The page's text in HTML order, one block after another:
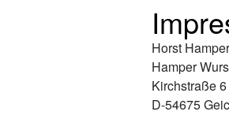
Horst Hamper
Hamper
Kirchstraße 6
D-54675